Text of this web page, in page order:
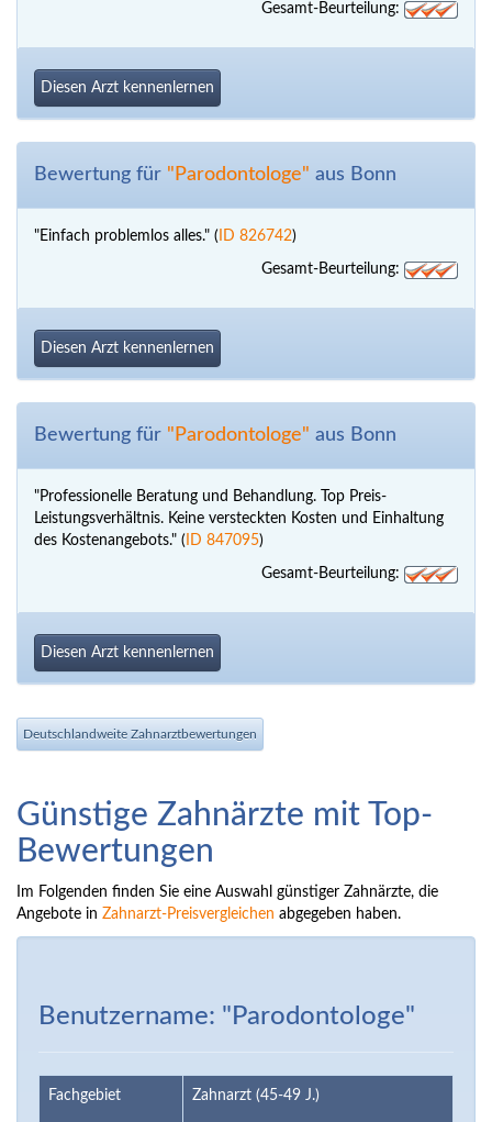
Gesamt-Beurteilung:
Diesen Arzt kennenlernen
Bewertung für "Parodontologe" aus Bonn
"Einfach problemlos alles." ( ID 826742)
Gesamt-Beurteilung:
Diesen Arzt kennenlernen
Bewertung für "Parodontologe" aus Bonn
"Professionelle Beratung und Behandlung. Top Preis-
Leistungsverhältnis. Keine versteckten Kosten und Einhaltung
des Kostenangebots." ( ID 847095)
Gesamt-Beurteilung:
Diesen Arzt kennenlernen
Deutschlandweite Zahnarztbewertungen
Günstige Zahnärzte mit Top-
Bewertungen
Im Folgenden finden Sie eine Auswahl günstiger Zahnärzte, die
Angebote in Zahnarzt-Preisvergleichen abgegeben haben.
Benutzername: "Parodontologe"
Fachgebiet Zahnarzt (45-49 J.)